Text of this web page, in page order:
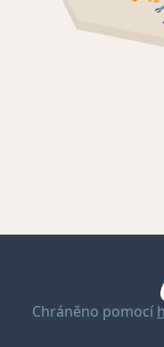
Chráněno pomocí